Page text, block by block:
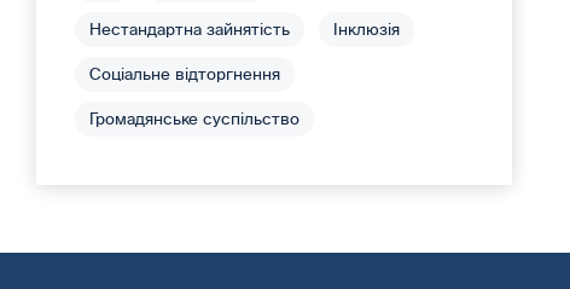
Нестандартна зайнятість Інклюзія
Соціальне відторгнення
Громадянське суспільство